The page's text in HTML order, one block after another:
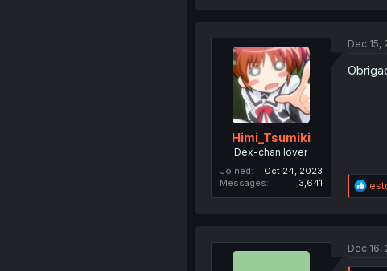
i
n
Himi_Tsumiki
Dex-chan lover
Joined
Oct 24, 2023
Messages
3,641
Dec 15,
R
e
i
Dec 16,